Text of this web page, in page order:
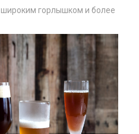
горлышком и более